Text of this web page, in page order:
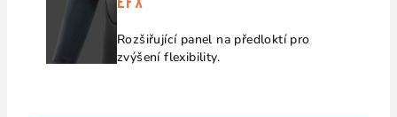
Rozšiřující panel na předloktí pro
zvýšení flexibility.